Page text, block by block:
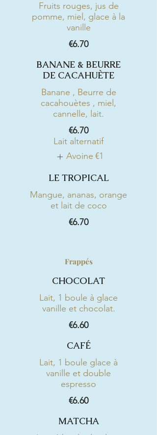
Fruits rouges, jus de
pomme, miel, glace à la
vanille
€6.70
BANANE & BEURRE
DE CACAHUÈTE
Banane , Beurre de
cacahouètes , miel,
cannelle, lait.
€6.70
Lait alternatif
Avoine €1
LE TROPICAL
Mangue, ananas, orange
et lait de coco
€6.70
Frappés
CHOCOLAT
Lait, 1 boule à glace
vanille et chocolat.
€6.60
CAFÉ
Lait, 1 boule glace à
vanille et double
espresso
€6.60
MATCHA